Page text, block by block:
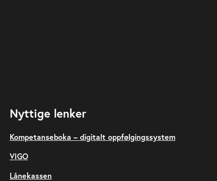
Nyttige lenker
Kompetanseboka – digitalt oppfølgingssystem
VIGO
Lånekassen